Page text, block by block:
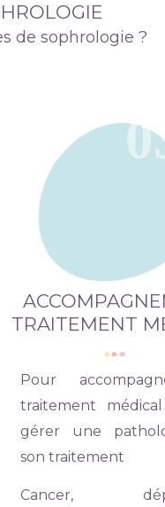
de sophrologie ?
TRAITEMENT
Pour
traitement
gérer une
son traitement
Cancer,